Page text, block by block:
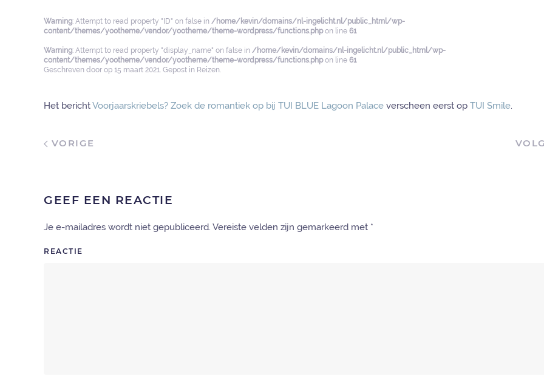
Warning: Attempt to read property "ID" on false in /home/kevin/domains/nl-ingelicht.nl/public_html/wp-
content/themes/yootheme/vendor/yootheme/theme-wordpress/functions.phpon line 61
Warning: Attempt to read property "display_name" on false in /home/kevin/domains/nl-ingelicht.nl/public_html/wp-
content/themes/yootheme/vendor/yootheme/theme-wordpress/functions.phpon line 61
Geschreven door op 15 maart 2021. Gepost in Reizen.
Het berichtVoorjaarskriebels? Zoek de romantiek op bij TUI BLUE Lagoon Palace verscheen eerst op TUI Smile.
VORIGE
GEEF EEN REACTIE
Je e-mailadres wordt niet gepubliceerd. Vereiste velden zijn gemarkeerd met *
REACTIE